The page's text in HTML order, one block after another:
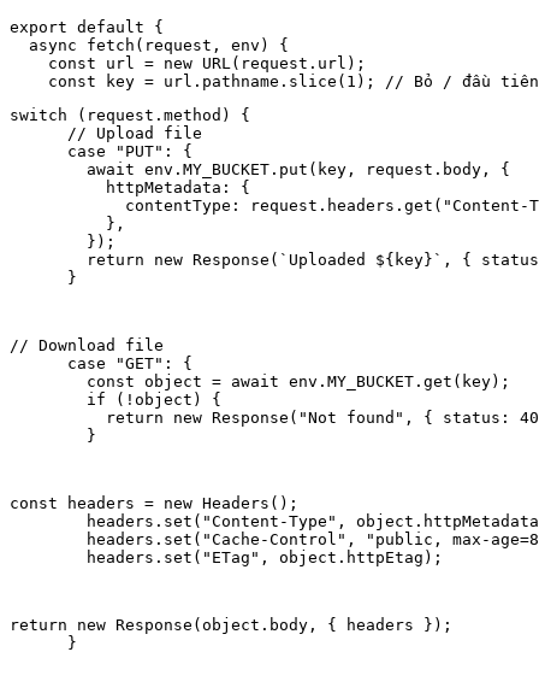
export default {
  async fetch(request, env) {
    const url = new URL(request.url);
switch (request.method) {
      // Upload file
      case "PUT": {
        await env.MY_BUCKET.put(key, request.body, {
          httpMetadata: {
contentType: request.headers.get("Content-
          },
        });
return new Response(`Uploaded ${key}`, {
      }
// Download file
      case "GET": {
        const object = await env.MY_BUCKET.get(key);
        if (!object) {
return new Response("Not found", { status:
        }
const headers = new Headers();
headers.set("Content-Type",
headers.set("Cache-Control", "public, max-
        headers.set("ETag", object.httpEtag);
return new Response(object.body, { headers });
      }